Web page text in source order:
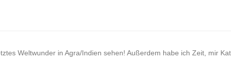
Weltwunder in Agra/Indien sehen! Außerdem habe ich Zeit, mir